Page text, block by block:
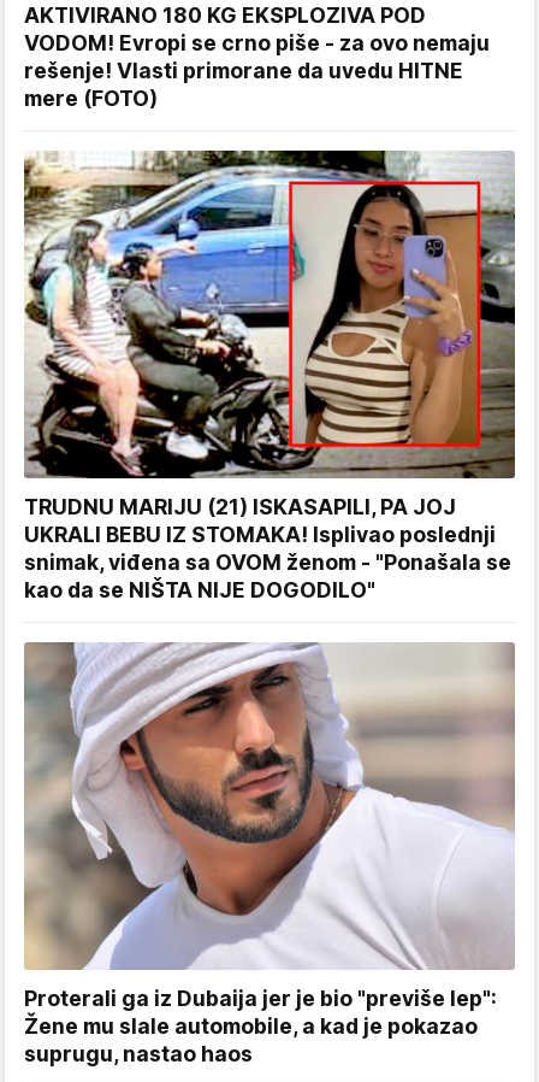
AKTIVIRANO 180 KG EKSPLOZIVA POD
VODOM! Evropi se crno piše - za ovo nemaju
rešenje! Vlasti primorane da uvedu HITNE
mere (FOTO)
TRUDNU MARIJU (21) ISKASAPILI, PA JOJ
UKRALI BEBU IZ STOMAKA! Isplivao poslednji
snimak, viđena sa OVOM ženom - "Ponašala se
kao da se NIŠTA NIJE DOGODILO"
Proterali ga iz Dubaija jer je bio "previše lep":
Žene mu slale automobile, a kad je pokazao
suprugu, nastao haos